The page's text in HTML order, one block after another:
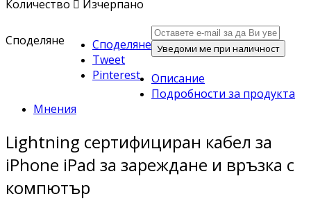
Количество  Изчерпано
Споделяне
Споделяне
Tweet
Pinterest
Уведоми ме при наличност
Описание
Подробности за продукта
Мнения
Lightning сертифициран кабел за
iPhone iPad за зареждане и връзка с
компютър